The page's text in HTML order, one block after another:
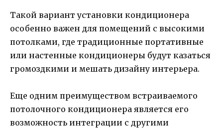
Такой вариант установки кондиционера
особенно важен для помещений с высокими
потолками, где традиционные портативные
или настенные кондиционеры будут казаться
громоздкими и мешать дизайну интерьера.
Еще одним преимуществом встраиваемого
потолочного кондиционера является его
возможность интеграции с другими